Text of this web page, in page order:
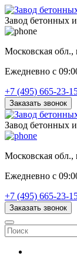
Завод бетонных
Московская
Ежедневно с
+7 (495) 665-23-
Заказать звонок
Завод бетонных
Московская
Ежедневно с
+7 (495) 665-23-
Заказать звонок